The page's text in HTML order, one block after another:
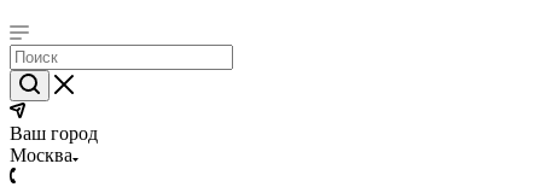
Ваш город
Москва